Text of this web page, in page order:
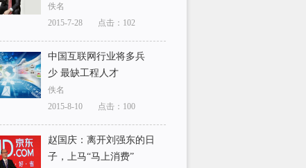
佚名
2015-7-28
点击：102
中国互联网行业将多兵
少 最缺工程人才
佚名
2015-8-10
点击：100
赵国庆：离开刘强东的日
子，上马“马上消费”